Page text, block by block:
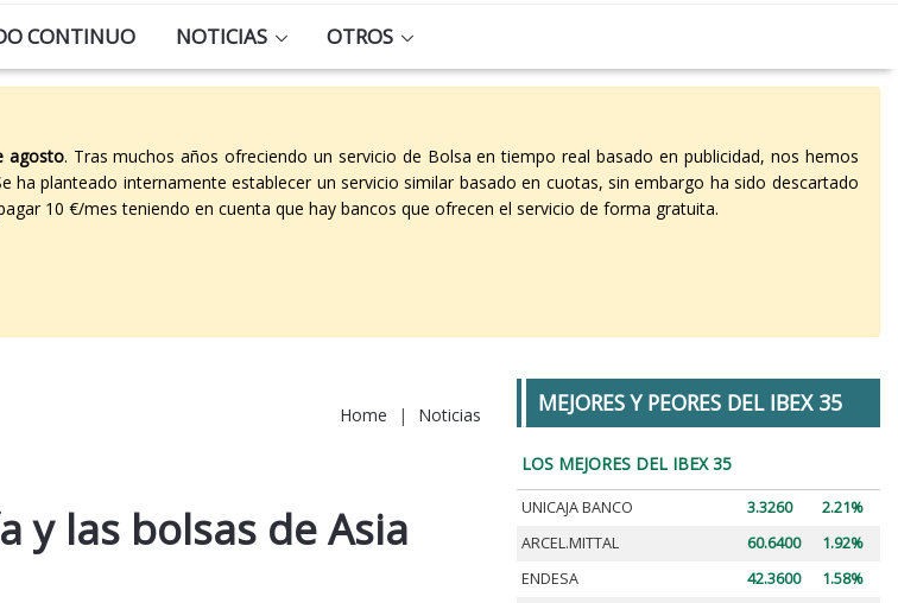
CONTINUO NOTICIAS OTROS
agosto. Tras muchos años ofreciendo un servicio de Bolsa en tiempo real basado en publicidad, nos hemos
planteado internamente establecer un servicio similar basado en cuotas, sin embargo ha sido descartado
10 €/mes teniendo en cuenta que hay bancos que ofrecen el servicio de forma gratuita.
Home | Noticias
y las bolsas de Asia
MEJORES Y PEORES DEL IBEX 35
LOS MEJORES DEL IBEX 35
UNICAJA BANCO 3.3260
2.21%
ARCEL.MITTAL
60.6400
1.92%
ENDESA
42.3600
1.58%